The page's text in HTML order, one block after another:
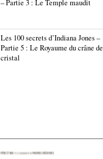
– Partie 3 : Le Temple maudit
Les 100 secrets d’Indiana Jones –
Partie 5 : Le Royaume du crâne de
cristal